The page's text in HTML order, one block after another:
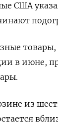
США
в июне,
из